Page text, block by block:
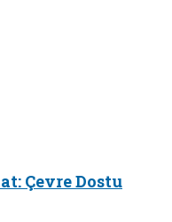
Çevre Dostu